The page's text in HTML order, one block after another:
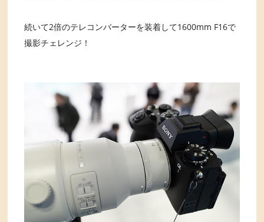
続いて2倍のテレコンバーターを装着して1600mm F16で
撮影チェレンジ！